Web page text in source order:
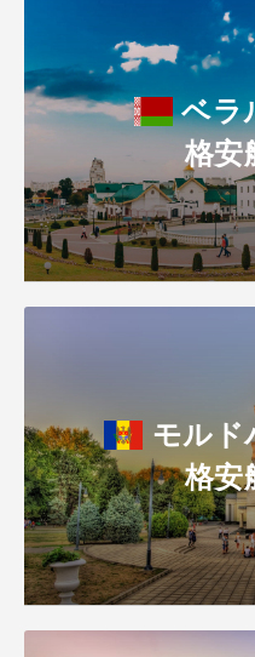
ベラ
格安
モルド
格安